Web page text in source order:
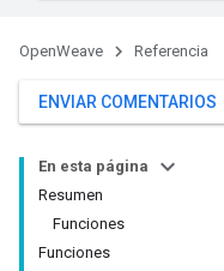
OpenWeave Referencia
ENVIAR COMENTARIOS
En esta página
Resumen
Funciones
Funciones